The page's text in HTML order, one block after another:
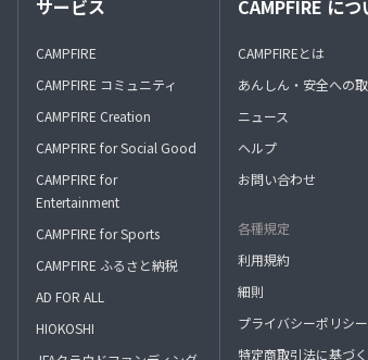
サービス
CAMPFIRE
CAMPFIRE コミュニティ
CAMPFIRE Creation
CAMPFIRE for Social Good
CAMPFIRE for
Entertainment
CAMPFIRE for Sports
CAMPFIRE ふるさと納税
AD FOR ALL
HIOKOSHI
CAMPFIRE につ
CAMPFIREとは
あんしん・安全への
ニュース
ヘルプ
お問い合わせ
各種規定
利用規約
細則
プライバシーポリシー
特定商取引法に基づ